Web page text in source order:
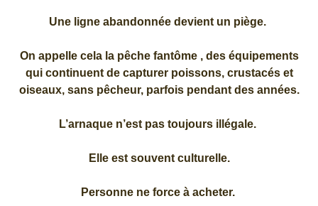
Une ligne abandonnée devient un piège.
On appelle cela la pêche fantôme , des équipements
qui continuent de capturer poissons, crustacés et
oiseaux, sans pêcheur, parfois pendant des années.
L’arnaque n’est pas toujours illégale.
Elle est souvent culturelle.
Personne ne force à acheter.